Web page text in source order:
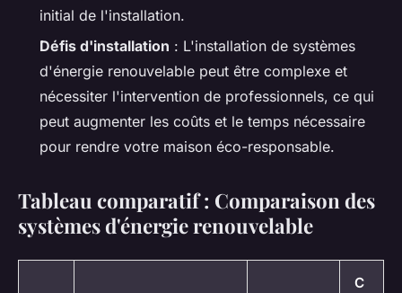
initial de l'installation.
Défis d'installation : L'installation de systèmes
d'énergie renouvelable peut être complexe et
nécessiter l'intervention de professionnels, ce qui
peut augmenter les coûts et le temps nécessaire
pour rendre votre maison éco-responsable.
Tableau comparatif : Comparaison des
systèmes d'énergie renouvelable
C